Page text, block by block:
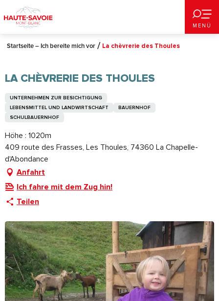
au
contenu
principal
MENÜ
Startseite – Ich bereite mich vor La chèvrerie des Thoules
LA CHÈVRERIE DES THOULES
UNTERNEHMEN ZUR BESICHTIGUNG
LEBENSMITTEL UND LANDWIRTSCHAFT
BAUERNHOF
SCHULBAUERNHOF
Höhe : 1020m
409 route des Frasses, Les Thoules, 74360 La Chapelle-
d'Abondance
Anfahrt
Ich fahre mit dem Zug hin!
Teilen